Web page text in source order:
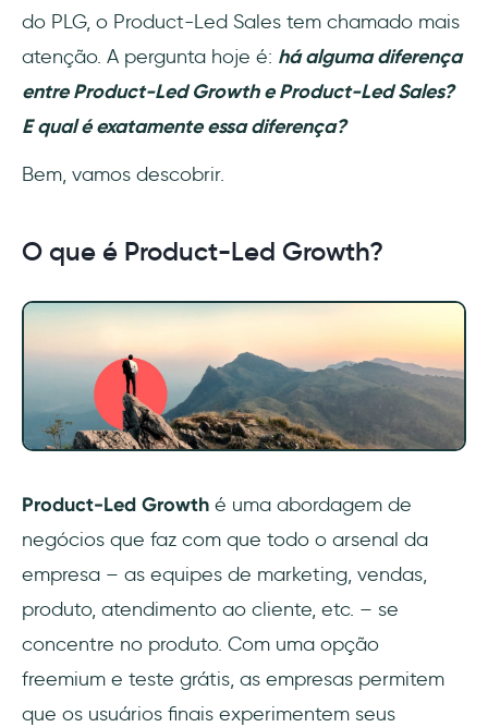
O que o PLG significa no mundo dos
negócios?
Qual é a principal diferença entre Product-
Led Growth e Product-Led Sales?
do PLG, o Product-Led Sales tem chamado mais
atenção. A pergunta hoje é: há alguma diferença
entre Product-Led Growth e Product-Led Sales?
E qual é exatamente essa diferença?
Bem, vamos descobrir.
O que é Product-Led Growth?
Product-Led Growth é uma abordagem de
negócios que faz com que todo o arsenal da
empresa – as equipes de marketing, vendas,
produto, atendimento ao cliente, etc. – se
concentre no produto. Com uma opção
freemium e teste grátis, as empresas permitem
que os usuários finais experimentem seus